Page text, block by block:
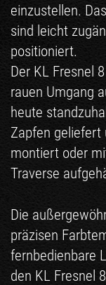
einzustellen.
sind leicht
positioniert.
Der KL Fresnel
rauen Umgang
heute
Zapfen geliefert
montiert oder
Traverse
Die
präzisen
fernbedienbare
den KL Fresnel